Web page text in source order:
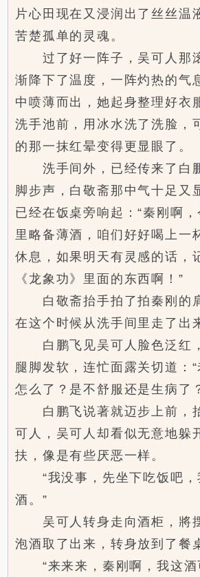
片心田现在又浸润出了丝丝温
苦楚孤单的灵魂。
过了好一阵子，吴可人那
渐降下了温度，一阵灼热的气
中喷薄而出，她起身整理好衣
洗手池前，用冰水洗了洗脸，
的那一抹红晕变得更显眼了。
洗手间外，已经传来了白
脚步声，白敬斋那中气十足又
已经在饭桌旁响起：“秦刚啊
里略备薄酒，咱们好好喝上一
休息，如果明天有灵感的话，
《龙象功》里面的东西啊！”
白敬斋抬手拍了拍秦刚的
在这个时候从洗手间里走了出
白鹏飞见吴可人脸色泛红
腿脚发软，连忙面露关切道：
怎么了？是不舒服还是生病了
白鹏飞说著就迈步上前，
可人，吴可人却看似无意地躲
扶，像是有些厌恶一样。
“我没事，先坐下吃饭吧，
酒。”
吴可人转身走向酒柜，將
泡酒取了出来，转身放到了餐
“来来来，秦刚啊，我这酒